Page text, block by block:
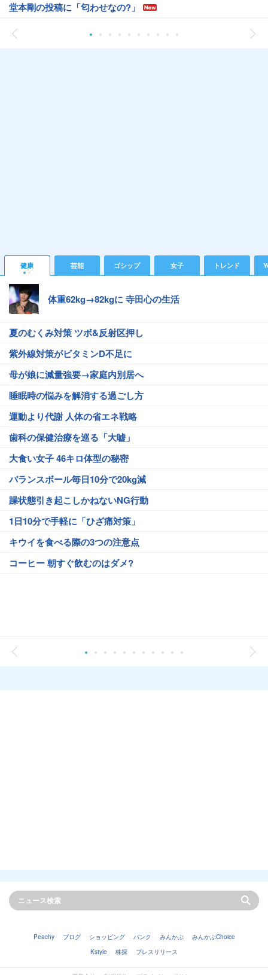
堂本剛の投稿に「匂わせなの?」
健康 芸能 ゴシップ 女子 トレンド
体重62kg→82kgに 寺田心の生活
夏のむくみ対策 ツボ&反射区押し
紫外線対策がビタミンD不足に
母が娘に減量強要→家庭内別居へ
睡眠時の悩みを解消する過ごし方
運動より代謝 人体の省エネ戦略
歯科の保健治療を巡る「大嘘」
大食い女子 46キロ体型の秘密
バランスボール毎日10分で20kg減
躁状態引き起こしかねないNG行動
1日10分で手軽に「ひざ痛対策」
キウイを食べる際の3つの注意点
コーヒー 朝すぐ飲むのはダメ?
Peachy ブログ ショッピング バンク みんかぶ
みんかぶChoice
Kstyle
株探 プレスリリース